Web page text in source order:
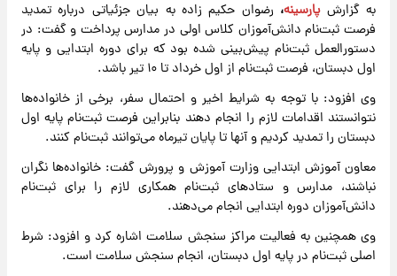
به گزارشپارسینه، رضوان حکیم زاده به بیان جزئیاتی درباره تمدید
فرصت ثبت‌نام دانش‌آموزان کلاس اولی در مدارس پرداخت و گفت: در
دستورالعمل ثبت‌نام پیش‌بینی شده بود که برای دوره ابتدایی و پایه
اول دبستان، فرصت ثبت‌نام از اول خرداد تا ۱۰ تیر باشد.
وی افزود: با توجه به شرایط اخیر و احتمال سفر، برخی از خانواده‌ها
نتوانستند اقدامات لازم را انجام دهند بنابراین فرصت ثبت‌نام پایه اول
دبستان را تمدید کردیم و آنها تا پایان تیرماه می‌توانند ثبت‌نام کنند.
معاون آموزش ابتدایی وزارت آموزش و پرورش گفت: خانواده‌ها نگران
نباشند، مدارس و ستادهای ثبت‌نام همکاری لازم را برای ثبت‌نام
دانش‌آموزان دوره ابتدایی انجام می‌دهند.
وی همچنین به فعالیت مراکز سنجش سلامت اشاره کرد و افزود: شرط
اصلی ثبت‌نام در پایه اول دبستان، انجام سنجش سلامت است.